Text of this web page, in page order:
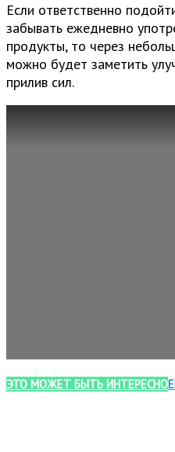
Если ответственно
забывать ежедневно
продукты, то через
можно будет заметить
прилив сил.
ЭТО МОЖЕТ БЫТЬ ИНТЕРЕСНО